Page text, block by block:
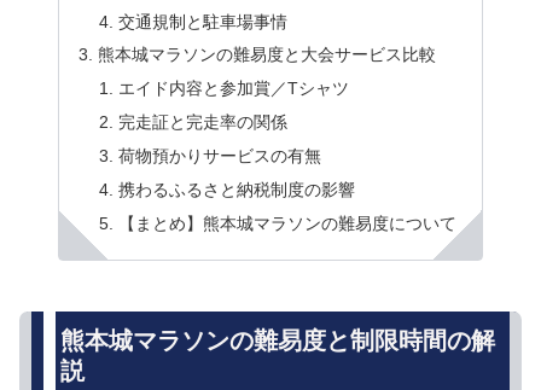
交通規制と駐車場事情
熊本城マラソンの難易度と大会サービス比較
エイド内容と参加賞／Tシャツ
完走証と完走率の関係
荷物預かりサービスの有無
携わるふるさと納税制度の影響
【まとめ】熊本城マラソンの難易度について
熊本城マラソンの難易度と制限時間の解
説